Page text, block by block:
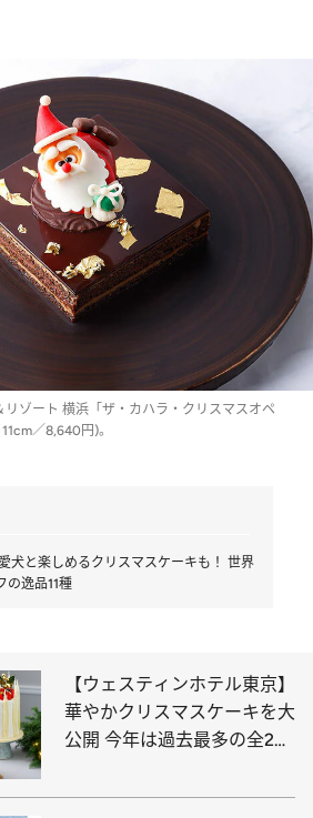
ゾート 横浜「ザ・カハラ・クリスマスオペ
／8,640円)。
犬と楽しめるクリスマスケーキも！ 世界
の逸品11種
【ウェスティンホテル東京】
華やかクリスマスケーキを大
公開 今年は過去最多の全20